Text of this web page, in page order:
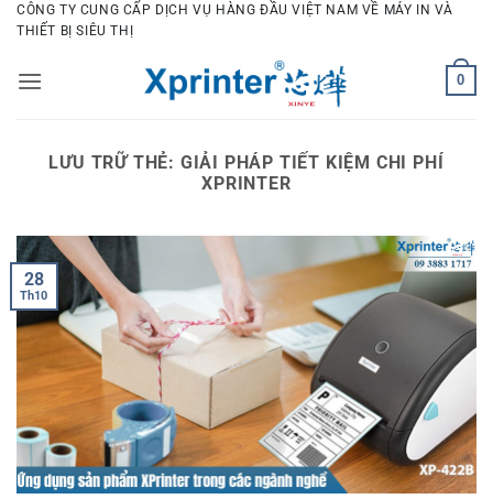
Bỏ
qua
dung
CÔNG TY CUNG CẤP DỊCH VỤ HÀNG ĐẦU VIỆT NAM VỀ MÁY IN VÀ
THIẾT BỊ SIÊU THỊ
0
LƯU TRỮ THẺ: GIẢI PHÁP TIẾT KIỆM CHI PHÍ
XPRINTER
28
Th10